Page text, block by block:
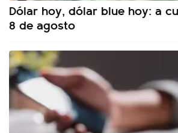
Dólar hoy, dólar blue hoy: a
8 de agosto